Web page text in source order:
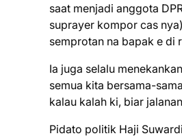
saat menjadi anggota
suprayer kompor cas
semprotan na bapak e di
Ia juga selalu
semua kita bersama-
kalau kalah ki, biar
Pidato politik Haji